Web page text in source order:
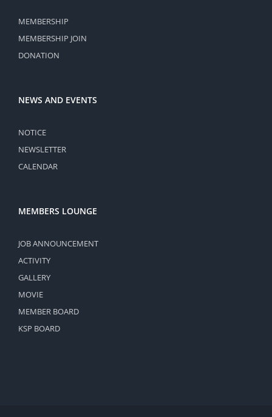
MEMBERSHIP
MEMBERSHIP JOIN
DONATION
NEWS AND EVENTS
NOTICE
NEWSLETTER
CALENDAR
MEMBERS LOUNGE
JOB ANNOUNCEMENT
ACTIVITY
GALLERY
MOVIE
MEMBER BOARD
KSP BOARD